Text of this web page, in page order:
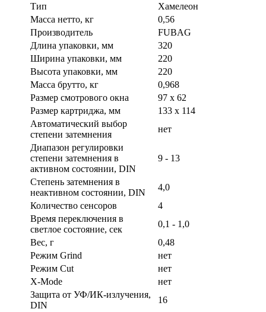
Тип
Хамелеон
Масса нетто, кг
0,56
Производитель
FUBAG
Длина упаковки, мм
320
Ширина упаковки, мм
220
Высота упаковки, мм
220
Масса брутто, кг
0,968
Размер смотрового окна
97 х 62
Размер картриджа, мм
133 x 114
Автоматический выбор
степени затемнения
нет
Диапазон регулировки
степени затемнения в
активном состоянии, DIN
9 - 13
Степень затемнения в
неактивном состоянии, DIN
4,0
Количество сенсоров
4
Время переключения в
светлое состояние, сек
0,1 - 1,0
Вес, г
0,48
Режим Grind
нет
Режим Cut
нет
X-Mode
нет
Защита от УФ/ИК-излучения,
DIN
16